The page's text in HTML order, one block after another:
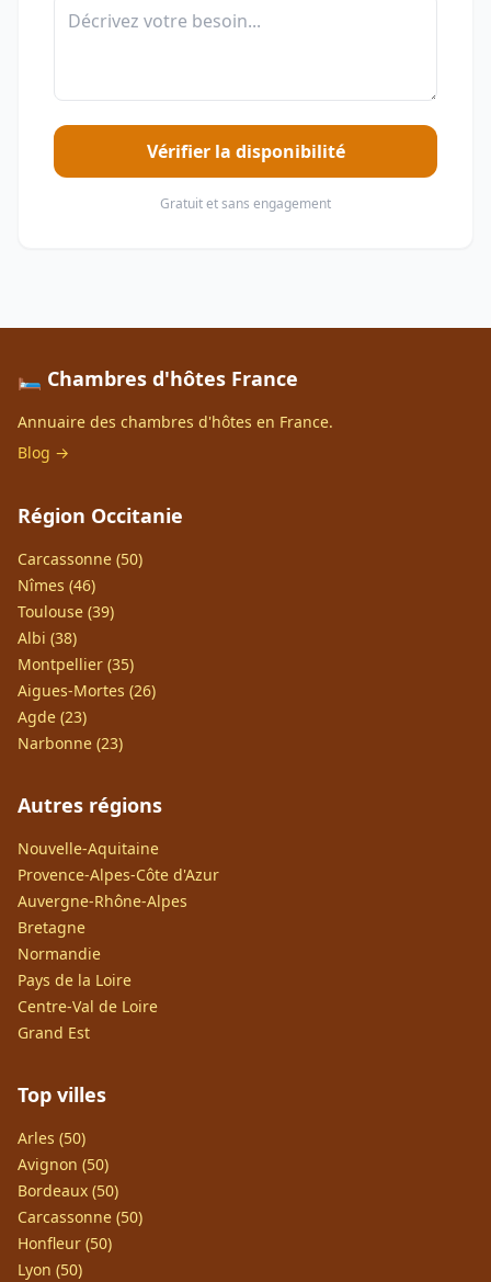
Vérifier la disponibilité
Gratuit et sans engagement
🛏️ Chambres d'hôtes France
Annuaire des chambres d'hôtes en France.
Blog →
Région Occitanie
Carcassonne (50)
Nîmes (46)
Toulouse (39)
Albi (38)
Montpellier (35)
Aigues-Mortes (26)
Agde (23)
Narbonne (23)
Autres régions
Nouvelle-Aquitaine
Provence-Alpes-Côte d'Azur
Auvergne-Rhône-Alpes
Bretagne
Normandie
Pays de la Loire
Centre-Val de Loire
Grand Est
Top villes
Arles (50)
Avignon (50)
Bordeaux (50)
Carcassonne (50)
Honfleur (50)
Lyon (50)